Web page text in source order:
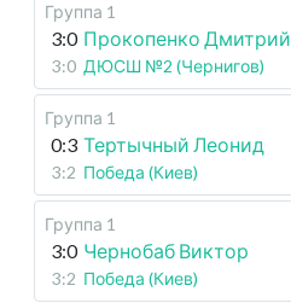
Группа 1
3:0 Прокопенко Дмитрий
3:0 ДЮСШ №2 (Чернигов)
Группа 1
0:3 Тертычный Леонид
3:2 Победа (Киев)
Группа 1
3:0 Чернобаб Виктор
3:2 Победа (Киев)